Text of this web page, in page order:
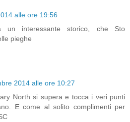
alle ore 19:56
un interessante storico, che Sto
pieghe
2014 alle ore 10:27
North si supera e tocca i veri punti
E come al solito complimenti per